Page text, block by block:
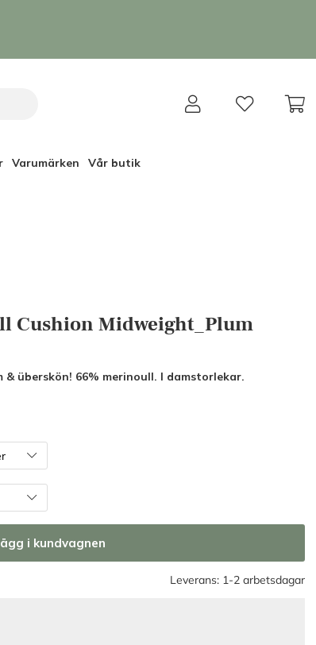
Varumärken Vår butik
Cushion Midweight_Plum
& überskön! 66% merinoull. I damstorlekar.
i kundvagnen
Leverans: 1-2 arbetsdagar